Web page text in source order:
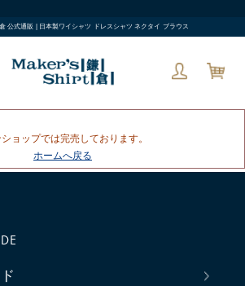
公式通販 | 日本製ワイシャツ ドレスシャツ ネクタイ ブラウス
ョップでは完売しております。
ホームへ戻る